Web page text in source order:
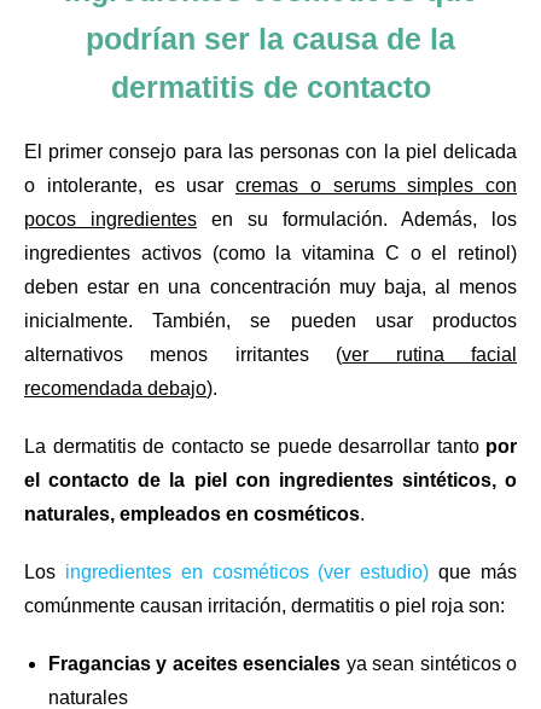
podrían ser la causa de la
dermatitis de contacto
El primer consejo para las personas con la piel delicada
o intolerante, es usar cremas o serums simples con
pocos ingredientes en su formulación. Además, los
ingredientes activos (como la vitamina C o el retinol)
deben estar en una concentración muy baja, al menos
inicialmente. También, se pueden usar productos
alternativos menos irritantes (ver rutina facial
recomendada debajo).
La dermatitis de contacto se puede desarrollar tanto por
el contacto de la piel con ingredientes sintéticos, o
naturales, empleados en cosméticos.
Los ingredientes en cosméticos (ver estudio)que más
comúnmente causan irritación, dermatitis o piel roja son:
Fragancias y aceites esenciales ya sean sintéticos o
naturales